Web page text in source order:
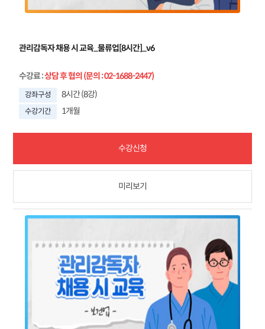
관리감독자 채용 시 교육_물류업[8시간]_v6
수강료:상담 후 협의 (문의 : 02-1688-2447)
강좌구성 8시간 (8강)
수강기간 1개월
수강신청
미리보기